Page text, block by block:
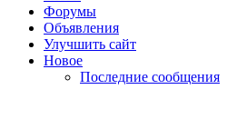
Форумы
Объявления
Улучшить сайт
Новое
Последние сообщения